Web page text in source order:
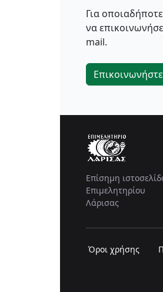
Για
να
mail.
Επίσημη
Επιμελητηρίου
Λάρισας
Όροι χρήσης